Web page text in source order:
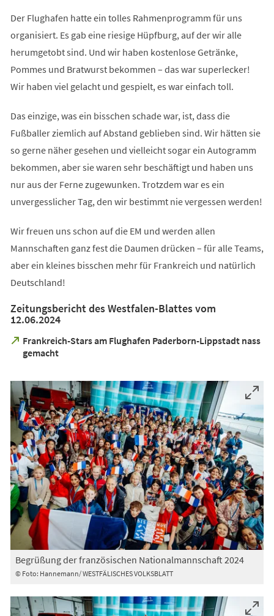
Der Flughafen hatte ein tolles Rahmenprogramm für uns
organisiert. Es gab eine riesige Hüpfburg, auf der wir alle
herumgetobt sind. Und wir haben kostenlose Getränke,
Pommes und Bratwurst bekommen – das war superlecker!
Wir haben viel gelacht und gespielt, es war einfach toll.
Das einzige, was ein bisschen schade war, ist, dass die
Fußballer ziemlich auf Abstand geblieben sind. Wir hätten sie
so gerne näher gesehen und vielleicht sogar ein Autogramm
bekommen, aber sie waren sehr beschäftigt und haben uns
nur aus der Ferne zugewunken. Trotzdem war es ein
unvergesslicher Tag, den wir bestimmt nie vergessen werden!
Wir freuen uns schon auf die EM und werden allen
Mannschaften ganz fest die Daumen drücken – für alle Teams,
aber ein kleines bisschen mehr für Frankreich und natürlich
Deutschland!
Zeitungsbericht des Westfalen-Blattes vom
12.06.2024
Frankreich-Stars am Flughafen Paderborn-Lippstadt nass
gemacht
(Öffnet
neuen
Tab)
© Foto: Hannemann/ WESTFÄLISCHES VOLKSBLATT
Begrüßung der französischen Nationalmannschaft 2024